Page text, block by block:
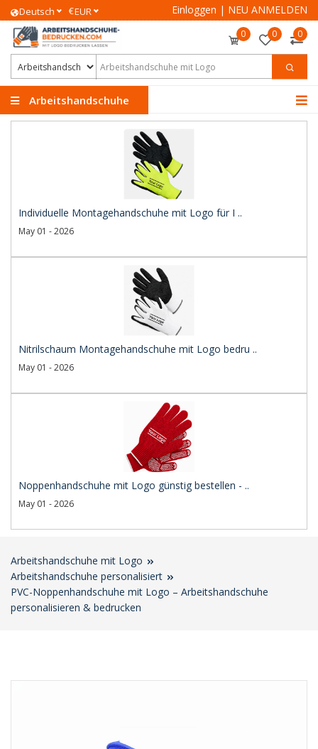
Deutsch €EUR Einloggen | NEU ANMELDEN
0 0 0
Arbeitshandschuhe
Individuelle Montagehandschuhe mit Logo für I ..
May 01 - 2026
Nitrilschaum Montagehandschuhe mit Logo bedru ..
May 01 - 2026
Noppenhandschuhe mit Logo günstig bestellen - ..
May 01 - 2026
Arbeitshandschuhe mit Logo
Arbeitshandschuhe personalisiert
PVC-Noppenhandschuhe mit Logo – Arbeitshandschuhe
personalisieren & bedrucken